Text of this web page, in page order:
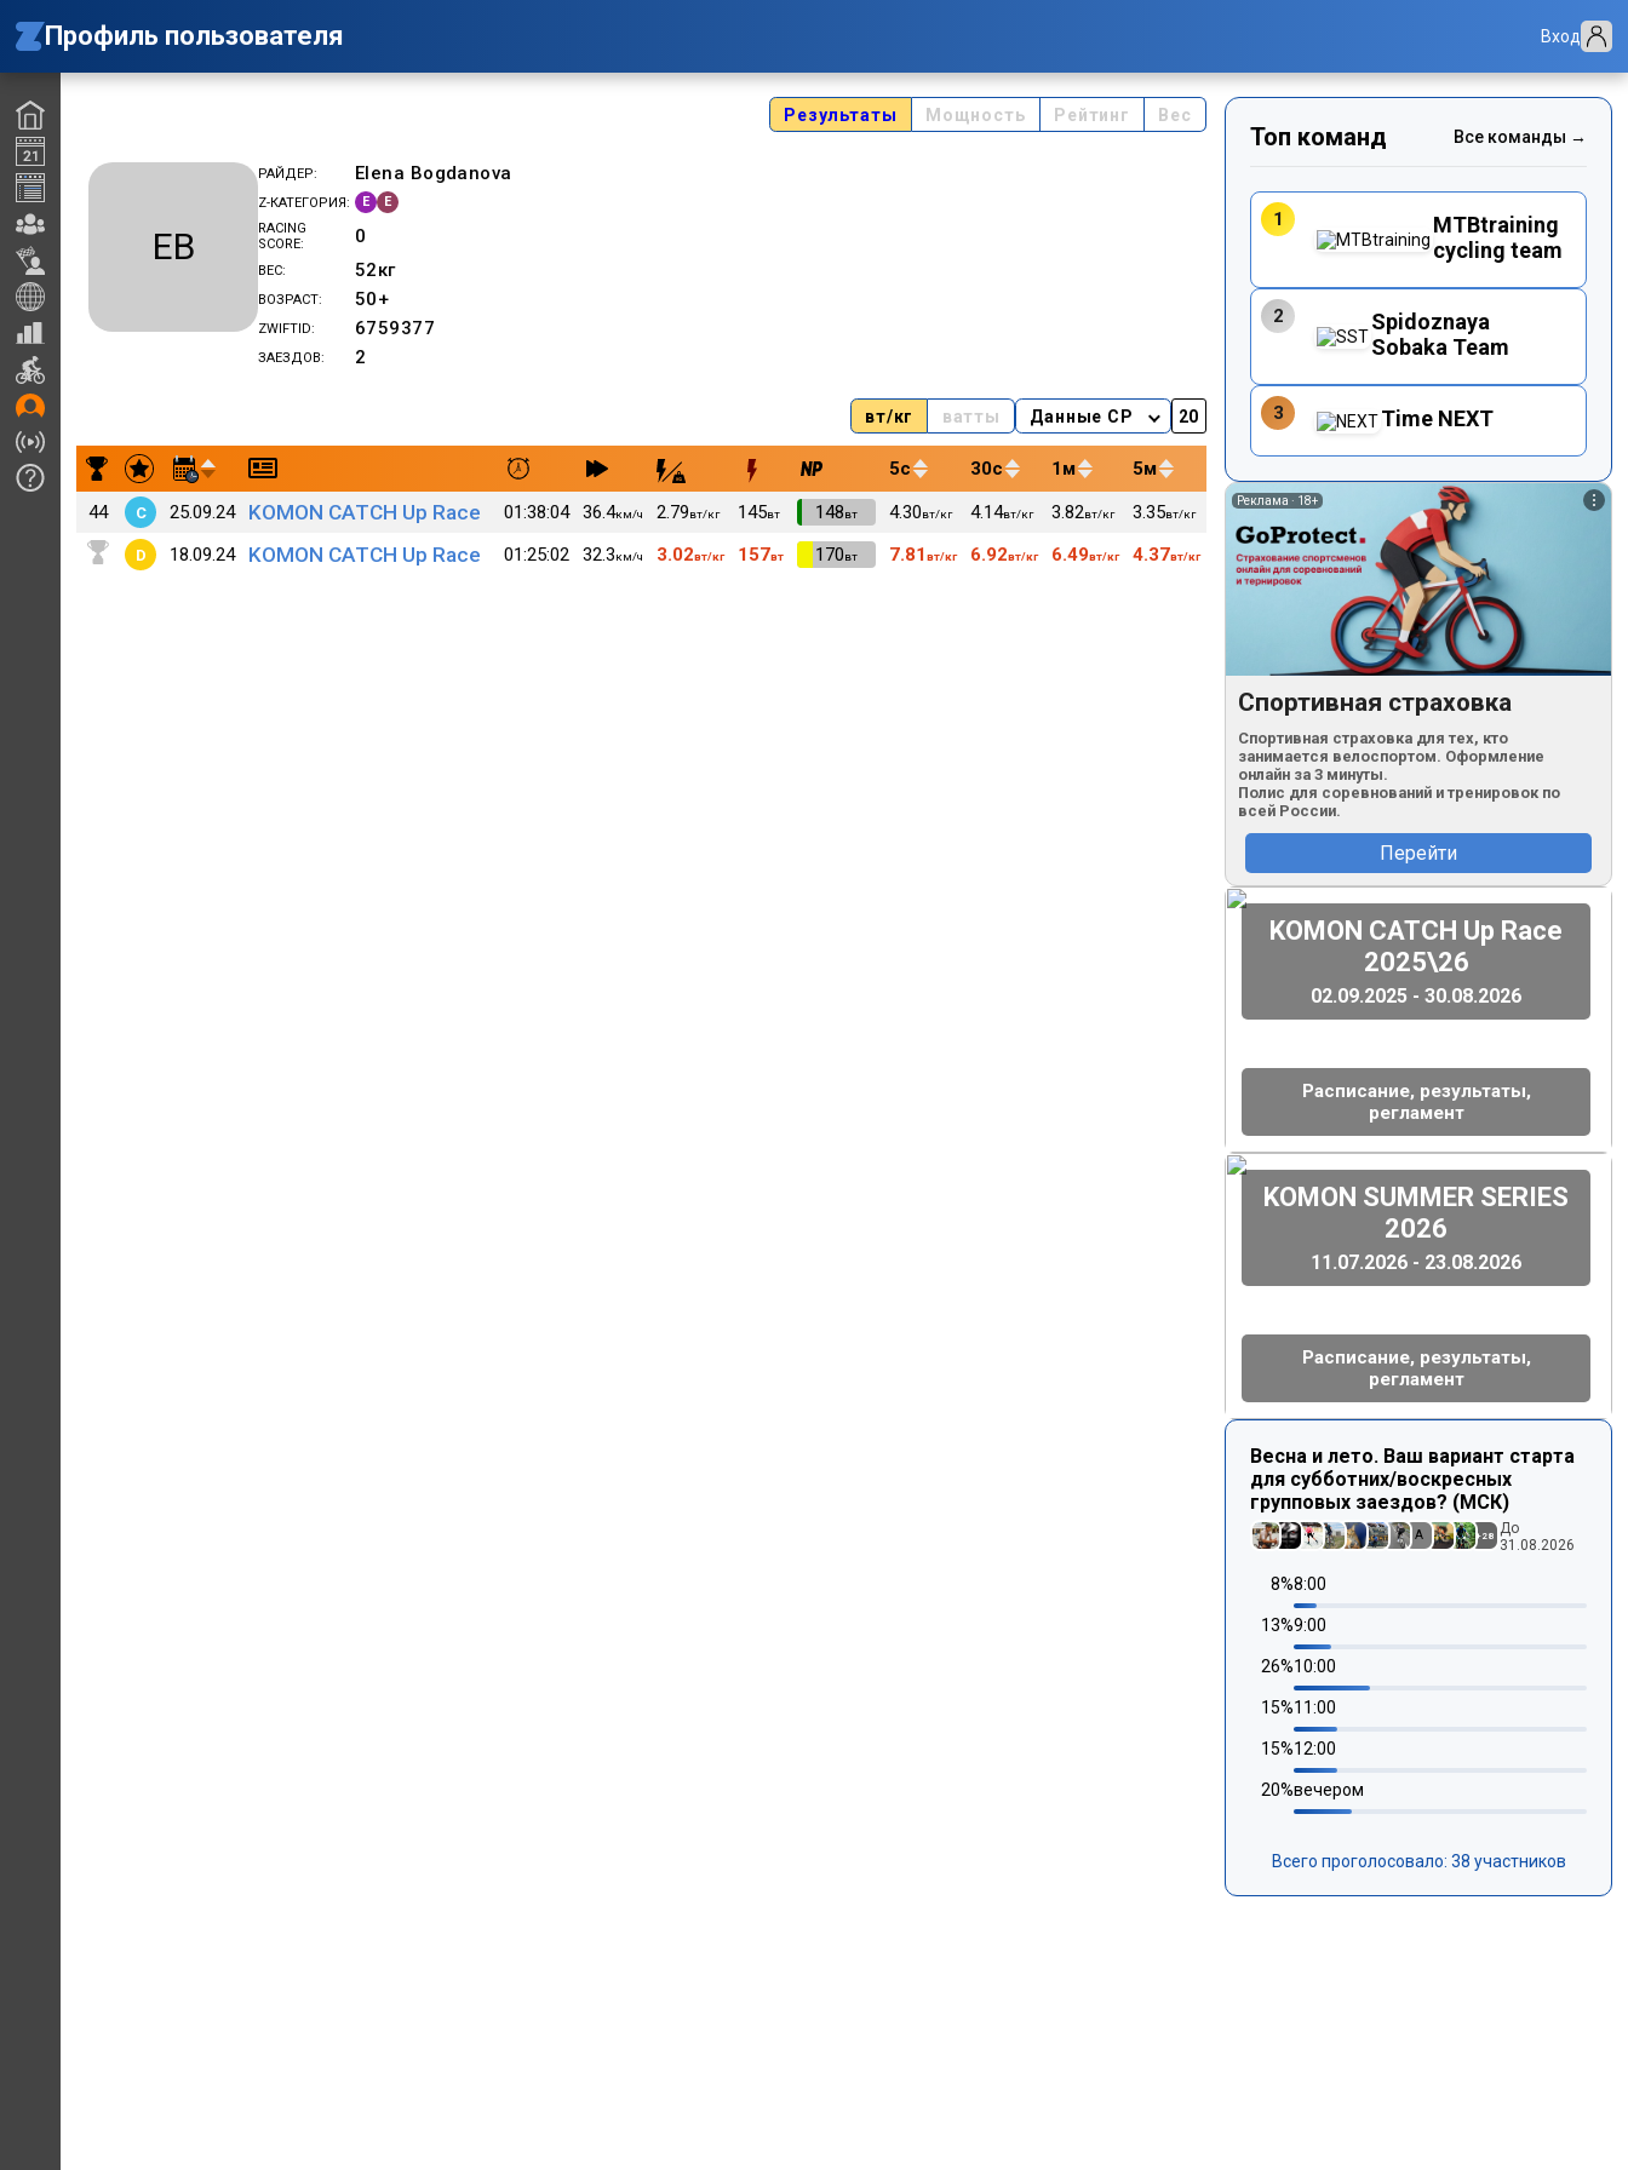
Профиль пользователя Вход
Результаты Мощность Рейтинг Вес
EB
РАЙДЕР Elena Bogdanova
Z-КАТЕГОРИЯ E
E
RACING
SCORE
0
ВЕС 52кг
ВОЗРАСТ 50+
ZWIFTID 6759377
ЗАЕЗДОВ 2
вт/кг ватты Данные CP
Результаты заездов Elena Bogdanova
5с 30с 1м 5м 12м
44
C 25.09.24 KOMON CATCH Up Race 01:38:04 36.4км/ч 2.79вт/кг 145вт 148вт 4.30вт/кг 4.14вт/кг 3.82вт/кг 3.35вт/кг 3.18 3.12 2.92вт/кг 106
D 18.09.24 KOMON CATCH Up Race 01:25:02 32.3км/ч 3.02вт/кг 157вт 170вт 7.81вт/кг 6.92вт/кг 6.49вт/кг 4.37вт/кг 3.80вт/кг 3.40вт/кг 3.11вт/кг 159
Топ команд Все команды →
1
MTBtraining
cycling team
2
Spidoznaya
Sobaka Team
3 Time NEXT
Реклама · 18+
Спортивная страховка
Спортивная страховка для тех, кто
занимается велоспортом. Оформление
онлайн за 3 минуты.
Полис для соревнований и тренировок по
всей России.
Перейти
(
KOMON CATCH Up Race
2025\26
02.09.2025 - 30.08.2026
Расписание, результаты,
регламент
)
(
KOMON SUMMER SERIES
2026
11.07.2026 - 23.08.2026
Расписание, результаты,
регламент
)
Весна и лето. Ваш вариант старта
для субботних/воскресных
групповых заездов? (МСК)
A +28
До
31.08.2026
8%8:00
13%9:00
26%10:00
15%11:00
15%12:00
20%вечером
Всего проголосовало: 38 участников